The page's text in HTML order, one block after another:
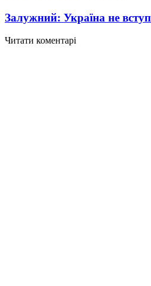
Залужний: Україна не
Читати коментарі